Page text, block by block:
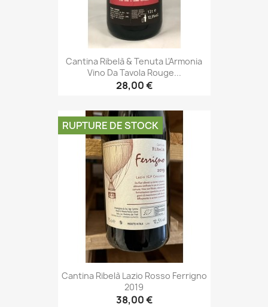
Cantina Ribelà & Tenuta L'Armonia
Vino Da Tavola Rouge...
28,00 €
Cantina Ribelà Lazio Rosso Ferrigno
2019
38,00 €
RUPTURE DE STOCK